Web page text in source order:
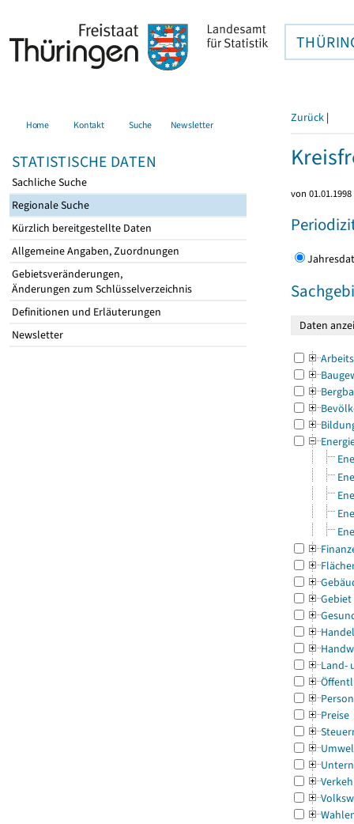
Home Kontakt Suche Newsletter
STATISTISCHE DATEN
Sachliche Suche
Regionale Suche
Kürzlich bereitgestellte Daten
Allgemeine Angaben, Zuordnungen
Gebietsveränderungen,
Änderungen zum Schlüsselverzeichnis
Definitionen und Erläuterungen
Newsletter
Zurück |
von
Gebiet
Land-
Preise